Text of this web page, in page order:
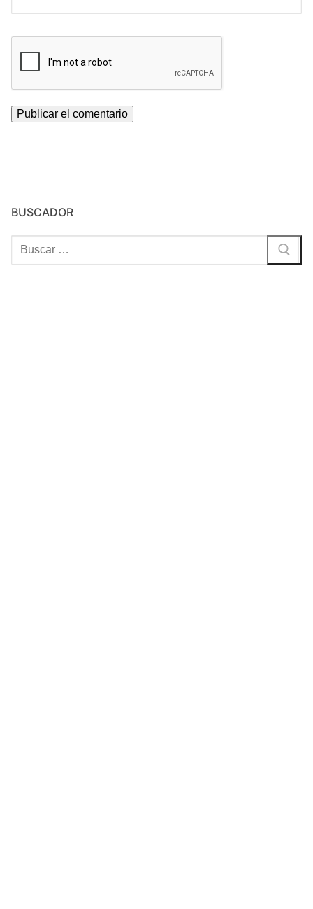
BUSCADOR
Buscar: